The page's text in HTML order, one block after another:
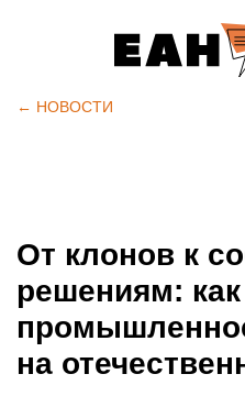
← НОВОСТИ
От клонов к
решениям:
на